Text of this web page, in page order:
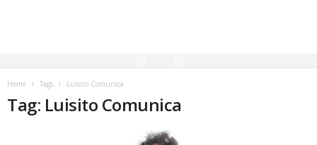
Home Tags Luisito Comunica
Tag: Luisito Comunica